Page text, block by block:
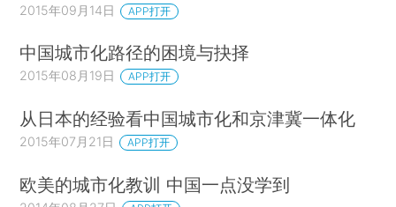
2015年09月14日 APP打开
中国城市化路径的困境与抉择
2015年08月19日 APP打开
从日本的经验看中国城市化和京津冀一体化
2015年07月21日 APP打开
欧美的城市化教训 中国一点没学到